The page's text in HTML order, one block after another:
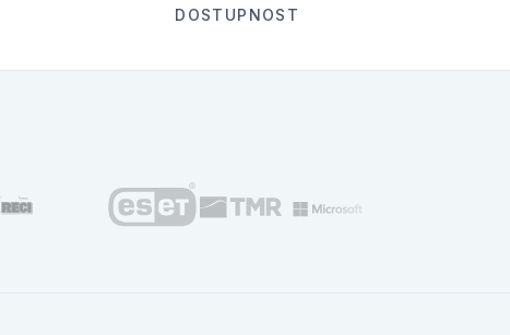
DOSTUPNOST